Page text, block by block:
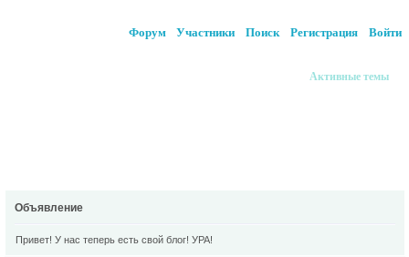
Форум Участники Поиск Регистрация Войти
Активные темы
Объявление
Привет! У нас теперь есть свой блог! УРА!